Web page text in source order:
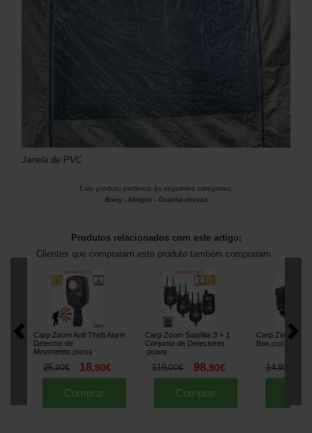
Janela de PVC
Este produto pertence às seguintes categorias:
Bivvy-Abrigos - Guarda-chuvas
Produtos relacionados com este artigo:
Clientes que compraram este produto também compraram :
Carp Zoom Anti Theft Alarm
Detector de
Movimento [203783]
25,90€ 18,90€
Comprar
Carp Zoom Satellite 3 + 1
Conjunto de Detectores
[203899]
119,00€ 98,90€
Comprar
Carp Zoom
Box
[210154
14,90